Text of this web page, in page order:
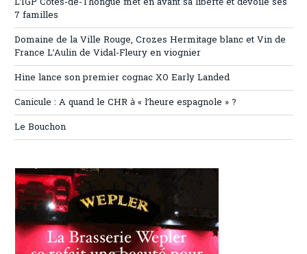
7 familles
Domaine de la Ville Rouge, Crozes Hermitage blanc et Vin de
France L’Aulin de Vidal-Fleury en viognier
Hine lance son premier cognac XO Early Landed
Canicule : A quand le CHR à « l’heure espagnole » ?
Le Bouchon